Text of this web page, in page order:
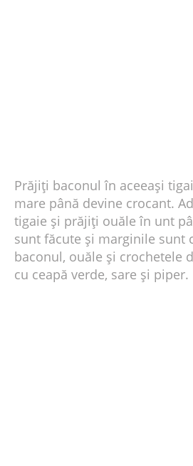
Prăjiți baconul în aceeași
mare până devine crocant.
tigaie și prăjiți ouăle în unt
sunt făcute și marginile sunt
baconul, ouăle și crochetele
cu ceapă verde, sare și